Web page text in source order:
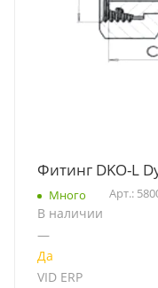
Фитинг DKO-L
Много Арт.:
В наличии
—
Да
VID ERP